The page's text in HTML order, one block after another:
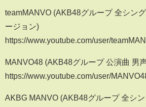
teamMANVO (AKB48グループ 全シン
ージョン)
https://www.youtube.com/user/
MANVO48 (AKB48グループ 公演曲 男
https://www.youtube.com/user/
AKBG MANVO (AKB48グループ 全シ